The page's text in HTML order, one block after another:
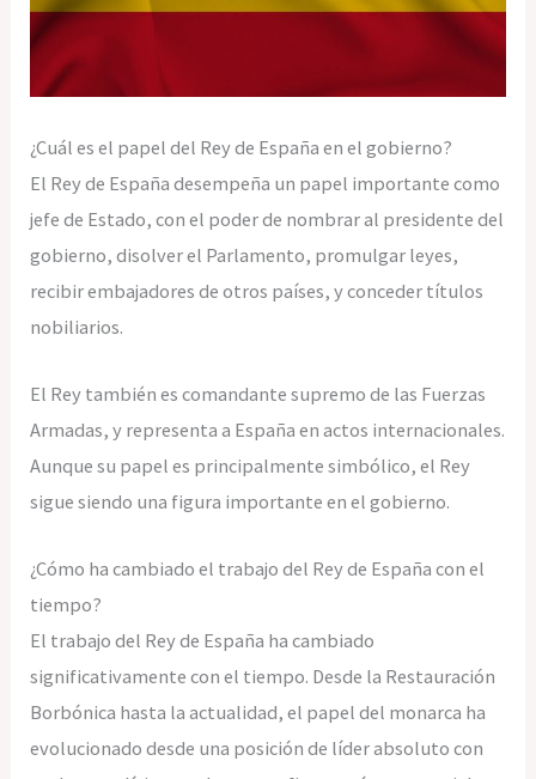
¿Cuál es el papel del Rey de España en el gobierno?
El Rey de España desempeña un papel importante como
jefe de Estado, con el poder de nombrar al presidente del
gobierno, disolver el Parlamento, promulgar leyes,
recibir embajadores de otros países, y conceder títulos
nobiliarios.
El Rey también es comandante supremo de las Fuerzas
Armadas, y representa a España en actos internacionales.
Aunque su papel es principalmente simbólico, el Rey
sigue siendo una figura importante en el gobierno.
¿Cómo ha cambiado el trabajo del Rey de España con el
tiempo?
El trabajo del Rey de España ha cambiado
significativamente con el tiempo. Desde la Restauración
Borbónica hasta la actualidad, el papel del monarca ha
evolucionado desde una posición de líder absoluto con